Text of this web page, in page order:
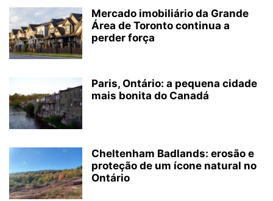
Mercado imobiliário da Grande
Área de Toronto continua a
perder força
Paris, Ontário: a pequena cidade
mais bonita do Canadá
Cheltenham Badlands: erosão e
proteção de um ícone natural no
Ontário